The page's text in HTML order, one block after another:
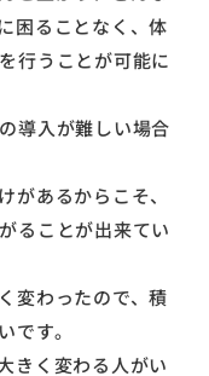
困ることなく、体
行うことが可能に
導入が難しい場合
があるからこそ、
ることが出来てい
変わったので、積
です。
きく変わる人がい